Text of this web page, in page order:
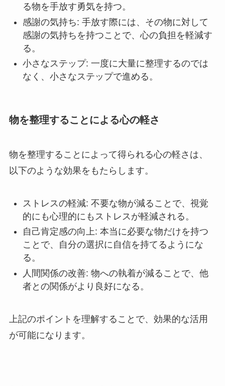
る物を手放す勇気を持つ。
感謝の気持ち: 手放す際には、その物に対して
感謝の気持ちを持つことで、心の負担を軽減す
る。
小さなステップ: 一度に大量に整理するのでは
なく、小さなステップで進める。
物を整理することによる心の軽さ
物を整理することによって得られる心の軽さは、
以下のような効果をもたらします。
ストレスの軽減: 不要な物が減ることで、視覚
的にも心理的にもストレスが軽減される。
自己肯定感の向上: 本当に必要な物だけを持つ
ことで、自分の選択に自信を持てるようにな
る。
人間関係の改善: 物への執着が減ることで、他
者との関係がより良好になる。
上記のポイントを理解することで、効果的な活用
が可能になります。